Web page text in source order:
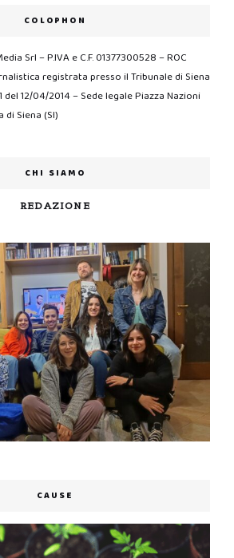
COLOPHON
Srl – P.IVA e C.F. 01377300528 – ROC
registrata presso il Tribunale di Siena
12/04/2014 – Sede legale Piazza Nazioni
Siena (SI)
CHI SIAMO
REDAZIONE
CAUSE